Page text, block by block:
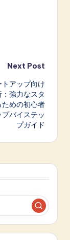
Next Post
トアップ向け
強力なスタ
ための初心者
バイステッ
プガイド